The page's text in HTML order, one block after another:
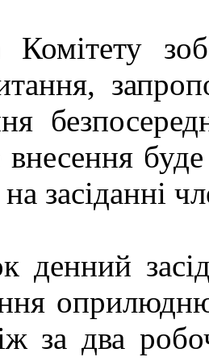
внесення
засіданні
денний
за два